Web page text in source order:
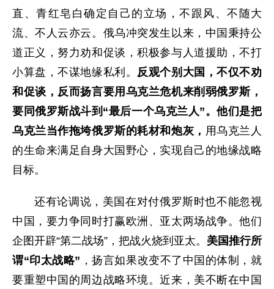
直、青红皂白确定自己的立场，不跟风、不随大
流、不人云亦云。俄乌冲突发生以来，中国秉持公
道正义，努力劝和促谈，积极参与人道援助，不打
小算盘，不谋地缘私利。 反观个别大国，不仅不劝
和促谈，反而扬言要用乌克兰危机来削弱俄罗斯，
要同俄罗斯战斗到“最后一个乌克兰人”。他们是把
乌克兰当作拖垮俄罗斯的耗材和炮灰， 用乌克兰人
的生命来满足自身大国野心，实现自己的地缘战略
目标。
还有论调说，美国在对付俄罗斯时也不能忽视
中国，要力争同时打赢欧洲、亚太两场战争。他们
企图开辟“第二战场”，把战火烧到亚太。 美国推行所
谓“印太战略” ，扬言如果改变不了中国的体制，就
要重塑中国的周边战略环境。近来，美不断在中国